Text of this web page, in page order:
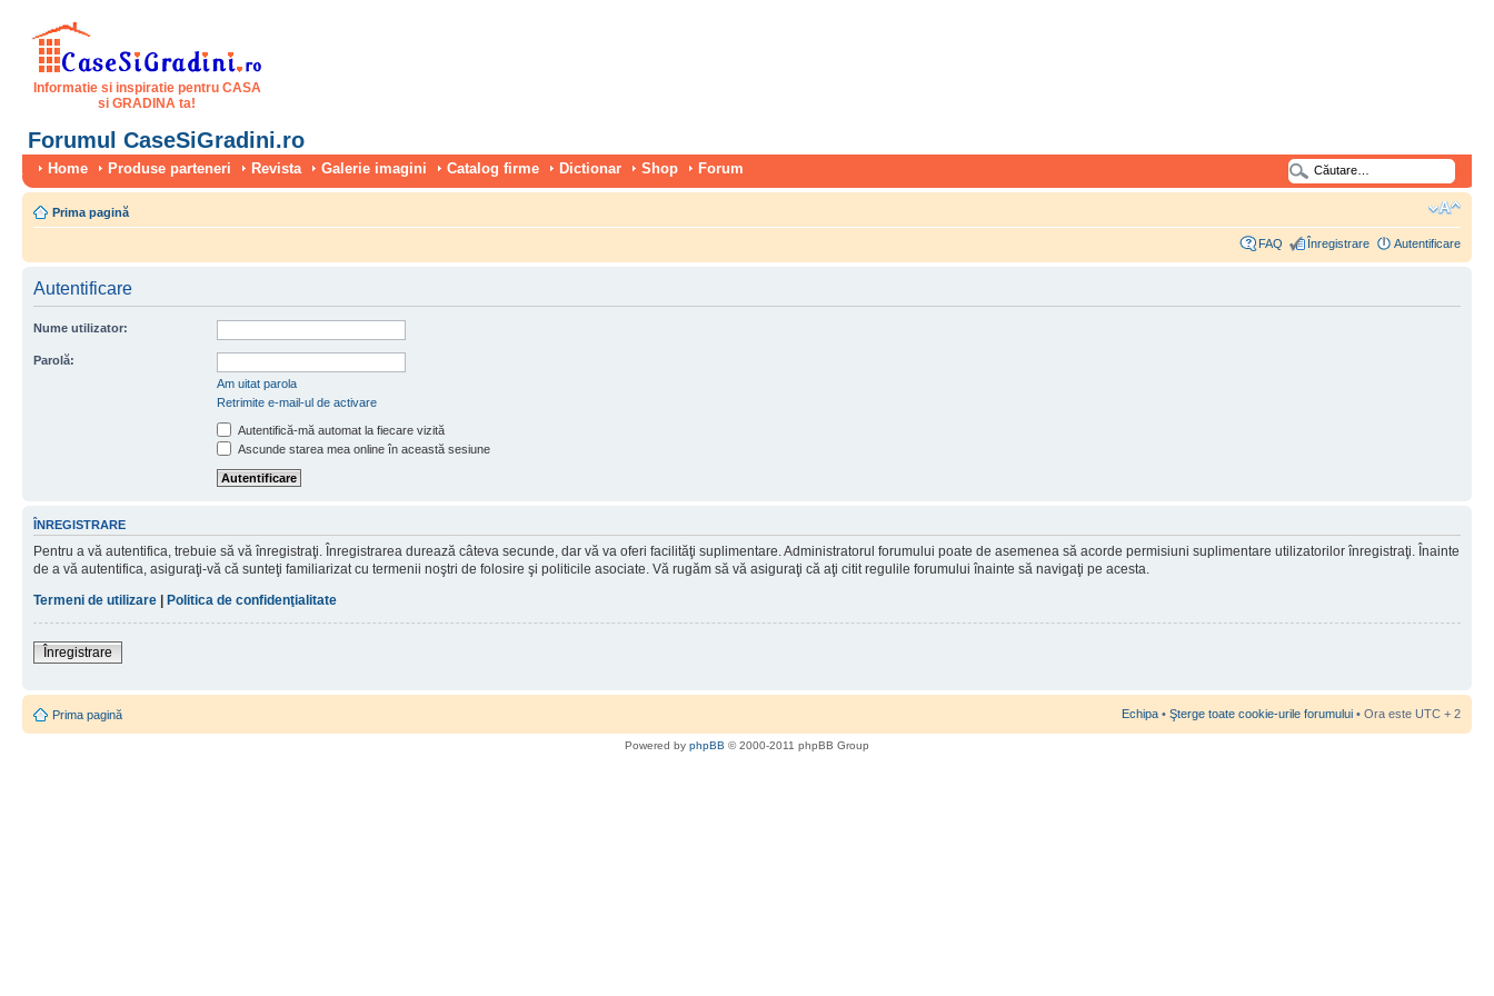
Informatie si inspiratie pentru CASA
si GRADINA ta!
Forumul CaseSiGradini.ro
Home Produse parteneri Revista Galerie imagini Catalog firme Dictionar Shop Forum
Prima pagină
FAQ Înregistrare Autentificare
Autentificare
Nume utilizator:
Parolă:
Am uitat parola
Retrimite e-mail-ul de activare
Autentifică-mă automat la fiecare vizită
Ascunde starea mea online în această sesiune
ÎNREGISTRARE
Pentru a vă autentifica, trebuie să vă înregistraţi. Înregistrarea durează câteva secunde, dar vă va oferi facilităţi suplimentare. Administratorul forumului poate de asemenea să acorde permisiuni suplimentare utilizatorilor înregistraţi. Înainte
de a vă autentifica, asiguraţi-vă că sunteţi familiarizat cu termenii noştri de folosire şi politicile asociate. Vă rugăm să vă asiguraţi că aţi citit regulile forumului înainte să navigaţi pe acesta.
Termeni de utilizare | Politica de confidenţialitate
Înregistrare
Prima pagină Echipa • Şterge toate cookie-urile forumului • Ora este UTC + 2
Powered by phpBB © 2000-2011 phpBB Group